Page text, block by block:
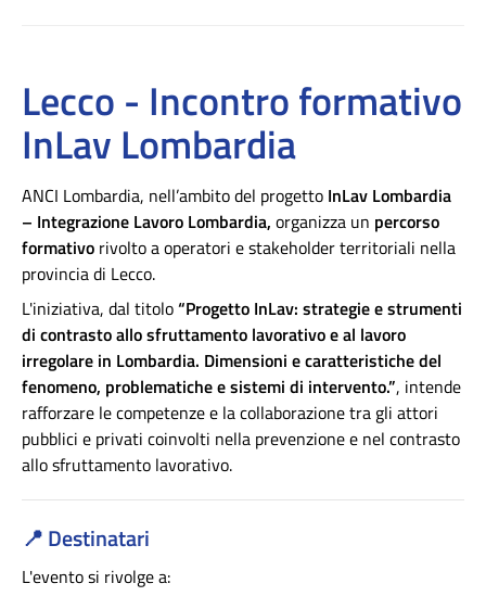
Lecco - Incontro formativo
InLav Lombardia
ANCI Lombardia, nell’ambito del progetto InLav Lombardia
– Integrazione Lavoro Lombardia, organizza un percorso
formativo rivolto a operatori e stakeholder territoriali nella
provincia di Lecco.
L'iniziativa, dal titolo“Progetto InLav: strategie e strumenti
di contrasto allo sfruttamento lavorativo e al lavoro
irregolare in Lombardia. Dimensioni e caratteristiche del
fenomeno, problematiche e sistemi di intervento.”, intende
rafforzare le competenze e la collaborazione tra gli attori
pubblici e privati coinvolti nella prevenzione e nel contrasto
allo sfruttamento lavorativo.
📍Destinatari
L'evento si rivolge a: